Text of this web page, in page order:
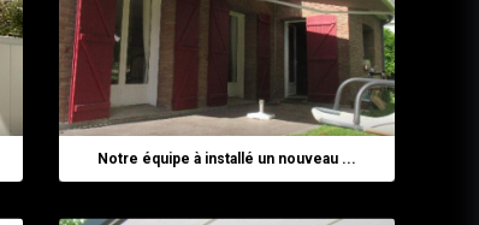
Notre équipe à installé un nouveau ...